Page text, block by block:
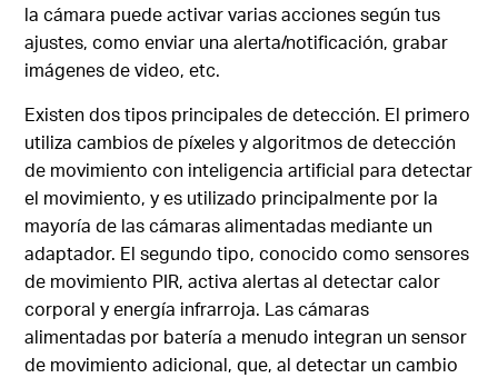
la cámara puede activar varias acciones según tus
ajustes, como enviar una alerta/notificación, grabar
imágenes de video, etc.
Existen dos tipos principales de detección. El primero
utiliza cambios de píxeles y algoritmos de detección
de movimiento con inteligencia artificial para detectar
el movimiento, y es utilizado principalmente por la
mayoría de las cámaras alimentadas mediante un
adaptador. El segundo tipo, conocido como sensores
de movimiento PIR, activa alertas al detectar calor
corporal y energía infrarroja. Las cámaras
alimentadas por batería a menudo integran un sensor
de movimiento adicional, que, al detectar un cambio